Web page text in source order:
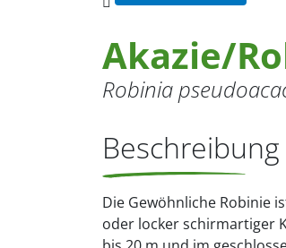
Akazie/
Robinia
Beschreibung
Die Gewöhnliche Robinie
oder locker schirmartiger